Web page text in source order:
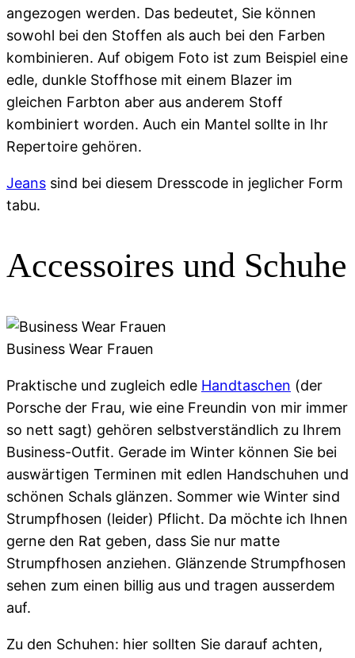
angezogen werden. Das bedeutet, Sie können
sowohl bei den Stoffen als auch bei den Farben
kombinieren. Auf obigem Foto ist zum Beispiel eine
edle, dunkle Stoffhose mit einem Blazer im
gleichen Farbton aber aus anderem Stoff
kombiniert worden. Auch ein Mantel sollte in Ihr
Repertoire gehören.
Jeans sind bei diesem Dresscode in jeglicher Form
tabu.
Accessoires und Schuhe
Business Wear Frauen
Praktische und zugleich edle Handtaschen (der
Porsche der Frau, wie eine Freundin von mir immer
so nett sagt) gehören selbstverständlich zu Ihrem
Business-Outfit. Gerade im Winter können Sie bei
auswärtigen Terminen mit edlen Handschuhen und
schönen Schals glänzen. Sommer wie Winter sind
Strumpfhosen (leider) Pflicht. Da möchte ich Ihnen
gerne den Rat geben, dass Sie nur matte
Strumpfhosen anziehen. Glänzende Strumpfhosen
sehen zum einen billig aus und tragen ausserdem
auf.
Zu den Schuhen: hier sollten Sie darauf achten,